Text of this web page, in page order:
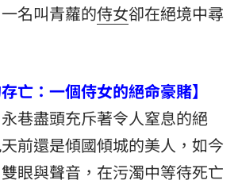
名叫青蘿的侍女卻在絕境中尋
亡：一個侍女的絕命豪賭】
巷盡頭充斥著令人窒息的絕
前還是傾國傾城的美人，如今
眼與聲音，在污濁中等待死亡